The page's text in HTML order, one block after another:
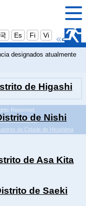
Es Fi Vi
designados atualmente
de Higashi
de Nishi
de Asa Kita
de Saeki
Reserved.
de desastres
da Cidade de Hiroshima